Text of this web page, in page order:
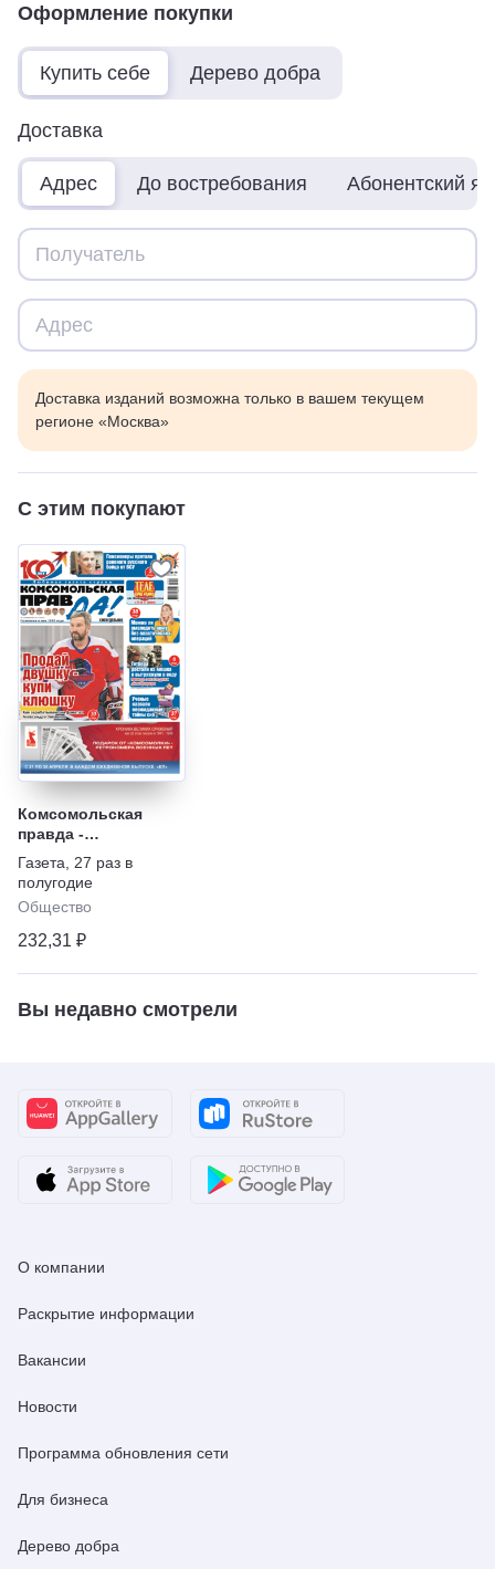
Оформление покупки
Купить себе Дерево добра
Доставка
Адрес До востребования Абонентский
Доставка изданий возможна только в вашем текущем
регионе «Москва»
С этим покупают
Комсомольская
правда -
Еженедельник с
"Телепрограммой"
Газета
27 раз в
полугодие
Общество
232,31 ₽
Вы недавно смотрели
О компании
Раскрытие информации
Вакансии
Новости
Программа обновления сети
Для бизнеса
Дерево добра